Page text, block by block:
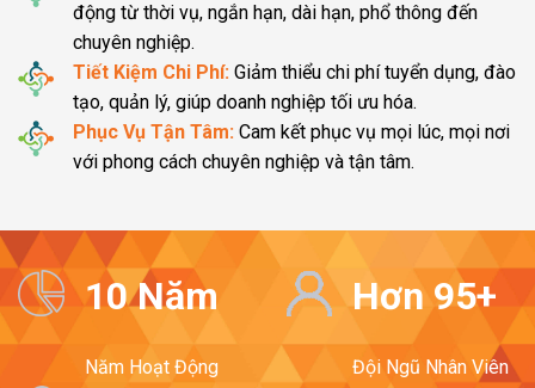
động từ thời vụ, ngắn hạn, dài hạn, phổ thông đến
chuyên nghiệp.
Tiết Kiệm Chi Phí: Giảm thiểu chi phí tuyển dụng, đào
tạo, quản lý, giúp doanh nghiệp tối ưu hóa.
Phục Vụ Tận Tâm: Cam kết phục vụ mọi lúc, mọi nơi
với phong cách chuyên nghiệp và tận tâm.
10 Năm
Năm Hoạt Động
Hơn 95+
Đội Ngũ Nhân Viên